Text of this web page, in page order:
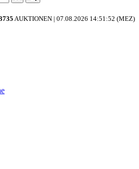
AUKTIONEN | 07.08.2026 14:51:52 (MEZ)